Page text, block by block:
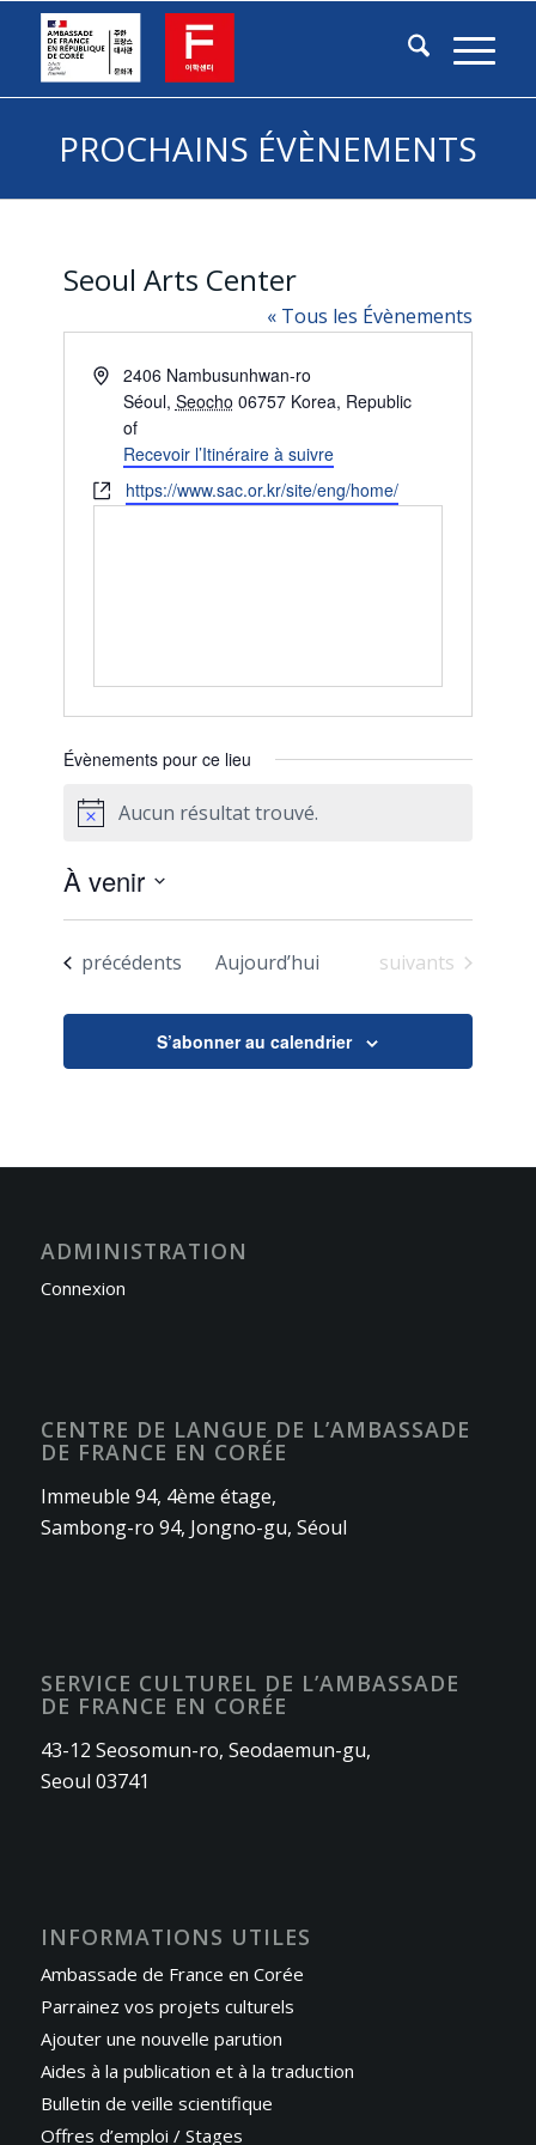
PROCHAINS ÉVÈNEMENTS
Seoul Arts Center
« Tous les Évènements
Adresse2406 Nambusunhwan-ro
Séoul, Seocho 06757 Korea, Republic
of
Recevoir l’Itinéraire à suivre
Site
https://www.sac.or.kr/site/eng/home/
Évènements pour ce lieu
NoticeAucun résultat trouvé.
À venir
Sélectionnez
date.
Évènements
précédents Aujourd’hui Évènements
suivants
S’abonner au calendrier
ADMINISTRATION
Connexion
CENTRE DE LANGUE DE L’AMBASSADE
DE FRANCE EN CORÉE
Immeuble 94, 4ème étage,
Sambong-ro 94, Jongno-gu, Séoul
SERVICE CULTUREL DE L’AMBASSADE
DE FRANCE EN CORÉE
43-12 Seosomun-ro, Seodaemun-gu,
Seoul 03741
INFORMATIONS UTILES
Ambassade de France en Corée
Parrainez vos projets culturels
Ajouter une nouvelle parution
Aides à la publication et à la traduction
Bulletin de veille scientifique
Offres d’emploi / Stages